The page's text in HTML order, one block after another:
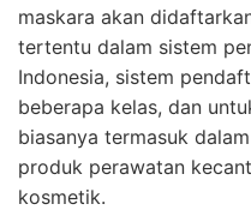
maskara akan
tertentu dalam sistem
Indonesia, sistem
beberapa kelas, dan
biasanya termasuk
produk perawatan
kosmetik.